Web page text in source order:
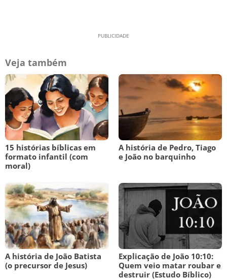
Veja também
15 histórias bíblicas em
formato infantil (com
moral)
A história de Pedro, Tiago
e João no barquinho
A história de João Batista
(o precursor de Jesus)
Explicação de João 10:10:
Quem veio matar roubar e
destruir (Estudo Bíblico)